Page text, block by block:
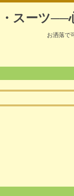
スーツ──
お洒落で